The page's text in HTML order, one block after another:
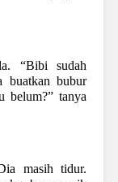
“Bibi sudah
buatkan bubur
belum?” tanya
masih tidur.